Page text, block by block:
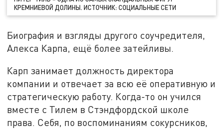
КРЕМНИЕВОЙ ДОЛИНЫ. ИСТОЧНИК: СОЦИАЛЬНЫЕ СЕТИ
Биография и взгляды другого соучредителя,
Алекса Карпа, ещё более затейливы.
Карп занимает должность директора
компании и отвечает за всю её оперативную и
стратегическую работу. Когда-то он учился
вместе с Тилем в Стэндфордской школе
права. Себя, по воспоминаниям сокурсников,